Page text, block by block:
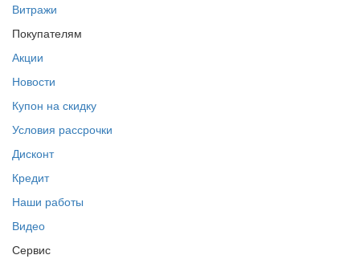
Витражи
Покупателям
Акции
Новости
Купон на скидку
Условия рассрочки
Дисконт
Кредит
Наши работы
Видео
Сервис